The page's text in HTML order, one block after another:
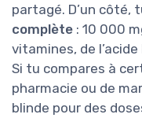
partagé. D’un côté,
complète : 10 000
vitamines, de
Si tu compares à
pharmacie ou de
blinde pour des